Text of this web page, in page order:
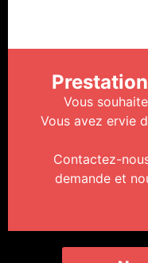
Vous
Vous avez ervie
Contactez-
demande et